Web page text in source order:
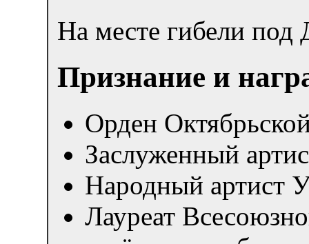
На месте гибели
Признание и
Орден
Заслуженный
Народный артист
Лауреат